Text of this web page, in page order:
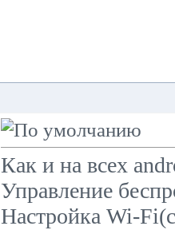
Как и на всех
Управление
Настройка Wi-